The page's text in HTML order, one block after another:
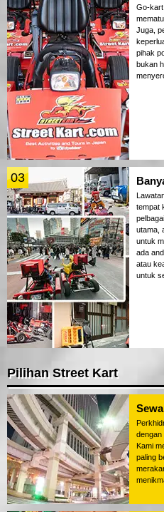
Go-
Juga,
pihak
bukan
03
tempat
utama,
untuk
ada
atau
untuk
Pilihan Street Kart
dengan
Kami
paling